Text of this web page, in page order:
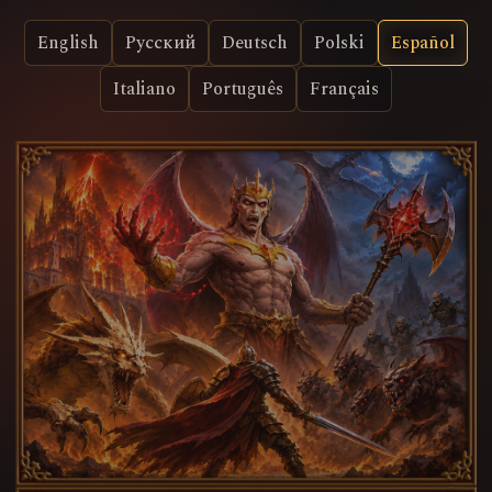
English Русский Deutsch Polski
Español
Italiano
Português Français